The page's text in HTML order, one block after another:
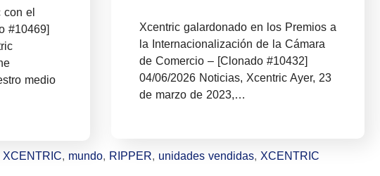
con el
#10469]
medio
Xcentric galardonado en los Premios a
la Internacionalización de la Cámara
de Comercio – [Clonado #10432]
04/06/2026 Noticias, Xcentric Ayer, 23
de marzo de 2023,…
, mundo, RIPPER, unidades vendidas, XCENTRIC